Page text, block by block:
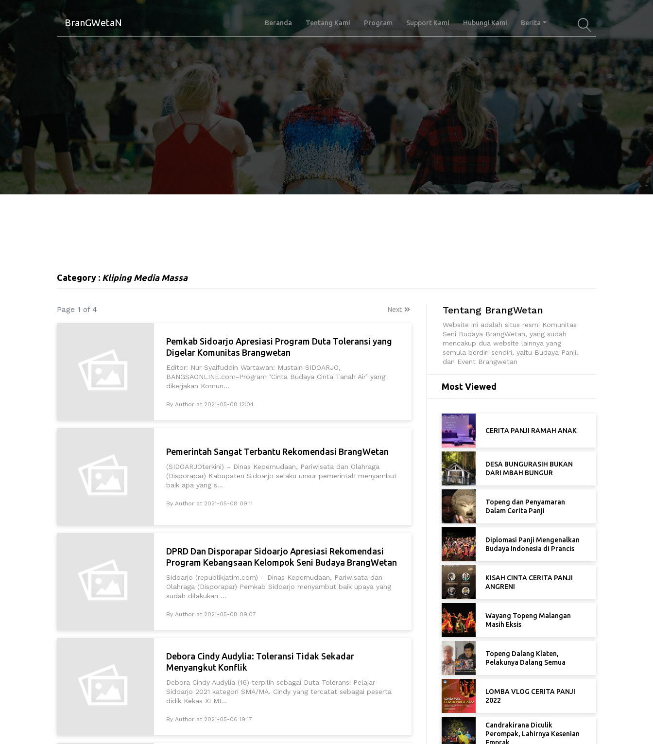
BranGWetaN Beranda Tentang Kami Program Support Kami Hubungi Kami Berita
Category : Kliping Media Massa
Page 1 of 4 Next
Pemkab Sidoarjo Apresiasi Program Duta Toleransi yang
Digelar Komunitas Brangwetan
Editor: Nur Syaifuddin Wartawan: Mustain SIDOARJO,
BANGSAONLINE.com-Program ‘Cinta Budaya Cinta Tanah Air’ yang
dikerjakan Komun...
By Author at 2021-05-08 12:04
Pemerintah Sangat Terbantu Rekomendasi BrangWetan
(SIDOARJOterkini) – Dinas Kepemudaan, Pariwisata dan Olahraga
(Disporapar) Kabupaten Sidoarjo selaku unsur pemerintah menyambut
baik apa yang s...
By Author at 2021-05-08 09:11
DPRD Dan Disporapar Sidoarjo Apresiasi Rekomendasi
Program Kebangsaan Kelompok Seni Budaya BrangWetan
Sidoarjo (republikjatim.com) – Dinas Kepemudaan, Pariwisata dan
Olahraga (Disporapar) Pemkab Sidoarjo menyambut baik upaya yang
sudah dilakukan ...
By Author at 2021-05-08 09:07
Debora Cindy Audylia: Toleransi Tidak Sekadar
Menyangkut Konflik
Debora Cindy Audylia (16) terpilih sebagai Duta Toleransi Pelajar
Sidoarjo 2021 kategori SMA/MA. Cindy yang tercatat sebagai peserta
didik Kekas XI MI...
By Author at 2021-05-06 19:17
Tentang BrangWetan
Website ini adalah situs resmi Komunitas
Seni Budaya BrangWetan, yang sudah
mencakup dua website lainnya yang
semula berdiri sendiri, yaitu Budaya Panji,
dan Event Brangwetan
Most Viewed
CERITA PANJI RAMAH ANAK
DESA BUNGURASIH BUKAN
DARI MBAH BUNGUR
Topeng dan Penyamaran
Dalam Cerita Panji
Diplomasi Panji Mengenalkan
Budaya Indonesia di Prancis
KISAH CINTA CERITA PANJI
ANGRENI
Wayang Topeng Malangan
Masih Eksis
Topeng Dalang Klaten,
Pelakunya Dalang Semua
LOMBA VLOG CERITA PANJI
2022
Candrakirana Diculik
Perompak, Lahirnya Kesenian